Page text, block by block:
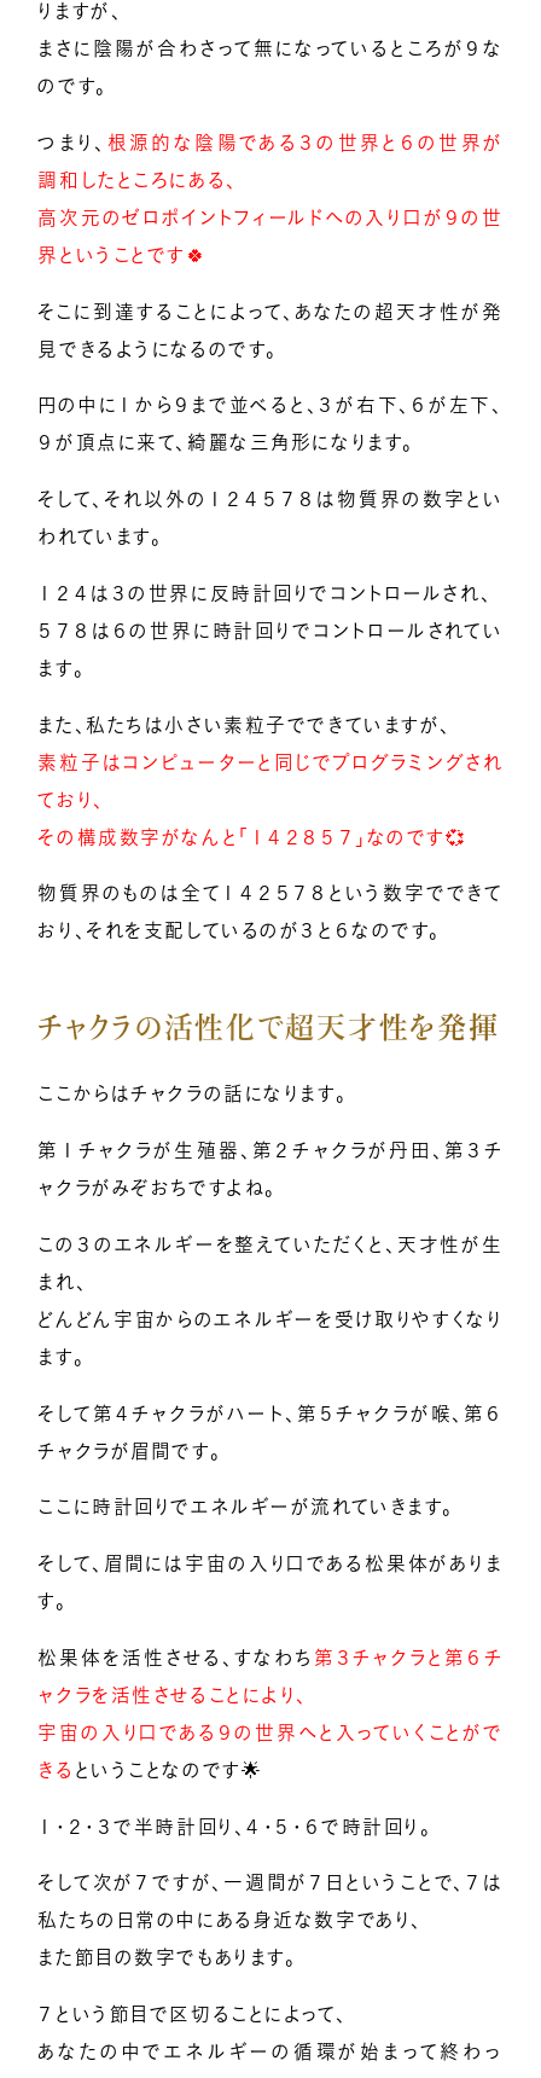
りますが、
まさに陰陽が合わさって無になっているところが９な
のです。
つまり、 根源的な陰陽である３の世界と６の世界が
調和したところにある、
高次元のゼロポイントフィールドへの入り口が９の世
界ということです🍀
そこに到達することによって、あなたの超天才性が発
見できるようになるのです。
円の中に１から９まで並べると、３が右下、６が左下、
９が頂点に来て、綺麗な三角形になります。
そして、それ以外の１２４５７８は物質界の数字とい
われています。
１２４は３の世界に反時計回りでコントロールされ、
５７８は６の世界に時計回りでコントロールされてい
ます。
また、私たちは小さい素粒子でできていますが、
素粒子はコンピューターと同じでプログラミングされ
ており、
その構成数字がなんと「１４２８５７」なのです💞
物質界のものは全て１４２５７８という数字でできて
おり、それを支配しているのが３と６なのです。
チャクラの活性化で超天才性を発揮
ここからはチャクラの話になります。
第１チャクラが生殖器、第２チャクラが丹田、第３チ
ャクラがみぞおちですよね。
この３のエネルギーを整えていただくと、天才性が生
まれ、
どんどん宇宙からのエネルギーを受け取りやすくなり
ます。
そして第４チャクラがハート、第５チャクラが喉、第６
チャクラが眉間です。
ここに時計回りでエネルギーが流れていきます。
そして、眉間には宇宙の入り口である松果体がありま
す。
松果体を活性させる、すなわち 第３チャクラと第６チ
ャクラを活性させることにより、
宇宙の入り口である９の世界へと入っていくことがで
きる ということなのです🌟
１・２・３で半時計回り、４・５・６で時計回り。
そして次が７ですが、一週間が７日ということで、７は
私たちの日常の中にある身近な数字であり、
また節目の数字でもあります。
７という節目で区切ることによって、
あなたの中でエネルギーの循環が始まって終わっ